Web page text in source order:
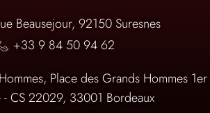
Beausejour, 92150 Suresnes
+33 9 84 50 94 62
Place des Grands Hommes 1er
- CS 22029, 33001 Bordeaux